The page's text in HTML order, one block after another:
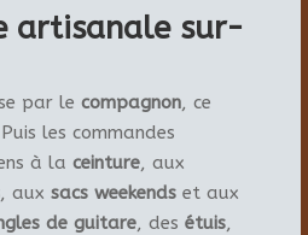
artisanale sur-
par le compagnon, ce
les commandes
à la ceinture, aux
, aux sacs weekends et aux
de guitare, des étuis,